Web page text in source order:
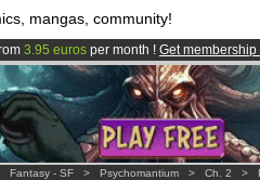
mangas, community!
3.95 euros per month ! Get membership
LIVE!.
and 1208 comics & mangas!.
Fantasy - SF > Psychomantium > Ch. 2 >